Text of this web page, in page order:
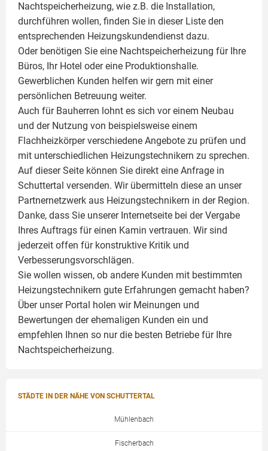
Nachtspeicherheizung, wie z.B. die Installation,
durchführen wollen, finden Sie in dieser Liste den
entsprechenden Heizungskundendienst dazu.
Oder benötigen Sie eine Nachtspeicherheizung für Ihre
Büros, Ihr Hotel oder eine Produktionshalle.
Gewerblichen Kunden helfen wir gern mit einer
persönlichen Betreuung weiter.
Auch für Bauherren lohnt es sich vor einem Neubau
und der Nutzung von beispielsweise einem
Flachheizkörperverschiedene Angebote zu prüfen und
mit unterschiedlichen Heizungstechnikern zu sprechen.
Auf dieser Seite können Sie direkt eine Anfrage in
Schuttertal versenden. Wir übermitteln diese an unser
Partnernetzwerk aus Heizungstechnikern in der Region.
Danke, dass Sie unserer Internetseite bei der Vergabe
Ihres Auftrags für einen Kamin vertrauen. Wir sind
jederzeit offen für konstruktive Kritik und
Verbesserungsvorschlägen.
Sie wollen wissen, ob andere Kunden mit bestimmten
Heizungstechnikern gute Erfahrungen gemacht haben?
Über unser Portal holen wir Meinungen und
Bewertungen der ehemaligen Kunden ein und
empfehlen Ihnen so nur die besten Betriebe für Ihre
Nachtspeicherheizung.
STÄDTE IN DER NÄHE VON SCHUTTERTAL
Mühlenbach
Fischerbach